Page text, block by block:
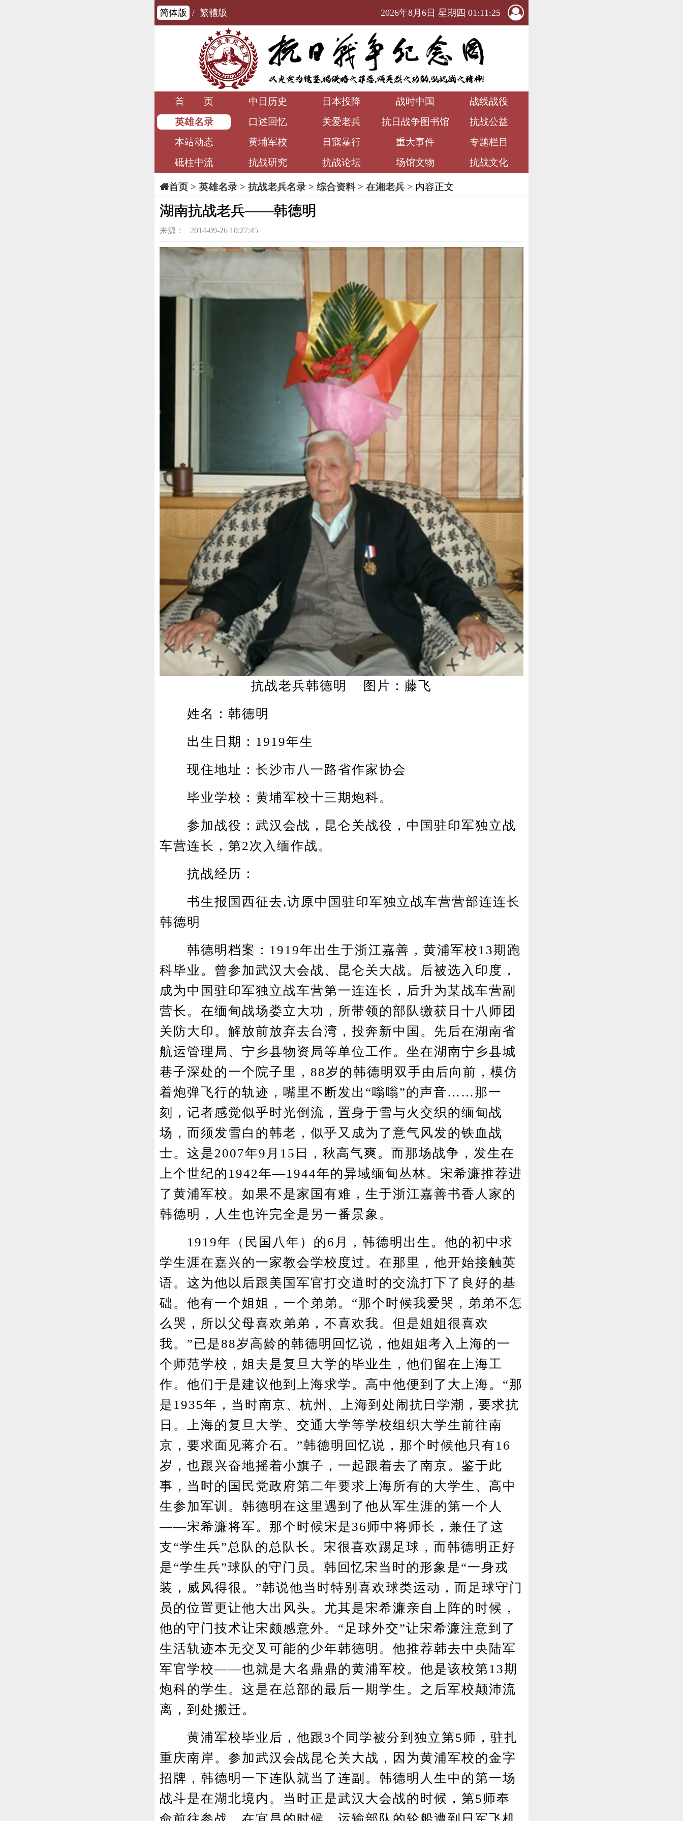
简体版 / 繁體版 2026年8月6日 星期四 01:11:26
首 页 中日历史 日本投降 战时中国
战线战役
英雄名录
口述回忆 关爱老兵 抗日战争图书馆
抗战公益
本站动态
黄埔军校 日寇暴行 重大事件
专题栏目
砥柱中流
抗战研究 抗战论坛 场馆文物 抗战文化
首页> 英雄名录> 抗战老兵名录> 综合资料> 在湘老兵> 内容正文
湖南抗战老兵——韩德明
来源： 2014-09-26 10:27:45
抗战老兵韩德明 图片：藤飞
姓名：韩德明
出生日期：1919年生
现住地址：长沙市八一路省作家协会
毕业学校：黄埔军校十三期炮科。
参加战役：武汉会战，昆仑关战役，中国驻印军独立战
车营连长，第2次入缅作战。
抗战经历：
书生报国西征去,访原中国驻印军独立战车营营部连连长
韩德明
韩德明档案：1919年出生于浙江嘉善，黄浦军校13期跑
科毕业。曾参加武汉大会战、昆仑关大战。后被选入印度，
成为中国驻印军独立战车营第一连连长，后升为某战车营副
营长。在缅甸战场娄立大功，所带领的部队缴获日十八师团
关防大印。解放前放弃去台湾，投奔新中国。先后在湖南省
航运管理局、宁乡县物资局等单位工作。坐在湖南宁乡县城
巷子深处的一个院子里，88岁的韩德明双手由后向前，模仿
着炮弹飞行的轨迹，嘴里不断发出“嗡嗡”的声音……那一
刻，记者感觉似乎时光倒流，置身于雪与火交织的缅甸战
场，而须发雪白的韩老，似乎又成为了意气风发的铁血战
士。这是2007年9月15日，秋高气爽。而那场战争，发生在
上个世纪的1942年—1944年的异域缅甸丛林。宋希濂推荐进
了黄浦军校。如果不是家国有难，生于浙江嘉善书香人家的
韩德明，人生也许完全是另一番景象。
1919年（民国八年）的6月，韩德明出生。他的初中求
学生涯在嘉兴的一家教会学校度过。在那里，他开始接触英
语。这为他以后跟美国军官打交道时的交流打下了良好的基
础。他有一个姐姐，一个弟弟。“那个时候我爱哭，弟弟不怎
么哭，所以父母喜欢弟弟，不喜欢我。但是姐姐很喜欢
我。”已是88岁高龄的韩德明回忆说，他姐姐考入上海的一
个师范学校，姐夫是复旦大学的毕业生，他们留在上海工
作。他们于是建议他到上海求学。高中他便到了大上海。“那
是1935年，当时南京、杭州、上海到处闹抗日学潮，要求抗
日。上海的复旦大学、交通大学等学校组织大学生前往南
京，要求面见蒋介石。”韩德明回忆说，那个时候他只有16
岁，也跟兴奋地摇着小旗子，一起跟着去了南京。鉴于此
事，当时的国民党政府第二年要求上海所有的大学生、高中
生参加军训。韩德明在这里遇到了他从军生涯的第一个人
——宋希濂将军。那个时候宋是36师中将师长，兼任了这
支“学生兵”总队的总队长。宋很喜欢踢足球，而韩德明正好
是“学生兵”球队的守门员。韩回忆宋当时的形象是“一身戎
装，威风得很。”韩说他当时特别喜欢球类运动，而足球守门
员的位置更让他大出风头。尤其是宋希濂亲自上阵的时候，
他的守门技术让宋颇感意外。“足球外交”让宋希濂注意到了
生活轨迹本无交叉可能的少年韩德明。他推荐韩去中央陆军
军官学校——也就是大名鼎鼎的黄浦军校。他是该校第13期
炮科的学生。这是在总部的最后一期学生。之后军校颠沛流
离，到处搬迁。
黄浦军校毕业后，他跟3个同学被分到独立第5师，驻扎
重庆南岸。参加武汉会战昆仑关大战，因为黄浦军校的金字
招牌，韩德明一下连队就当了连副。韩德明人生中的第一场
战斗是在湖北境内。当时正是武汉大会战的时候，第5师奉